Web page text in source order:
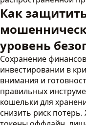
Как
уровень
Сохранение
инвестировании в
внимания и
правильных
кошельки для
снизить риск